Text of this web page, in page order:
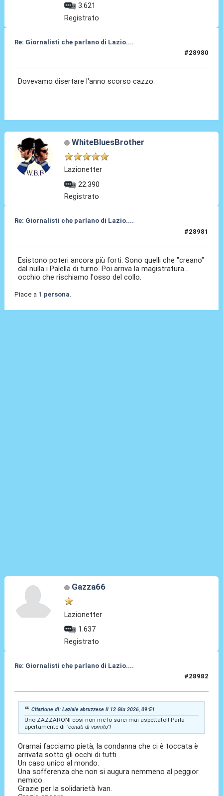
3.621
Registrato
Re: Giornalisti che parlano di Lazio....
#28980
Dovevamo disertare l'anno scorso cazzo.
WhiteBluesBrother
Lazionetter
22.390
Registrato
Re: Giornalisti che parlano di Lazio....
#28981
Esistono poteri ancora più forti. Sono quelli che "creano"
dal nulla i Palella di turno. Poi arriva la magistratura...
occhio che rischiamo l'osso del collo.
Piace a 1 persona.
Gazza66
Lazionetter
1.637
Registrato
Re: Giornalisti che parlano di Lazio....
#28982
Citazione di: Laziale abruzzese il 12 Giu 2026, 09:51
Uno ZAZZARONI così non me lo sarei mai aspettato!! Parla
apertamente di "conati di vomito"!
Oramai facciamo pietà, la condanna che ci è toccata è
arrivata sotto gli occhi di tutti .
Un caso unico al mondo.
Una sofferenza che non si augura nemmeno al peggior
nemico.
Grazie per la solidarietà Ivan.